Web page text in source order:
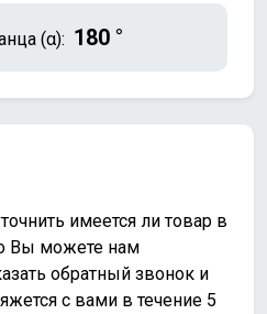
(α): 180 °
имеется ли товар в
Вы можете нам
обратный звонок и
с вами в течение 5